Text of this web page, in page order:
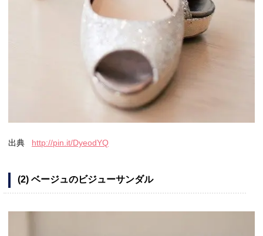
出典 http://pin.it/DyeodYQ
(2) ベージュのビジューサンダル